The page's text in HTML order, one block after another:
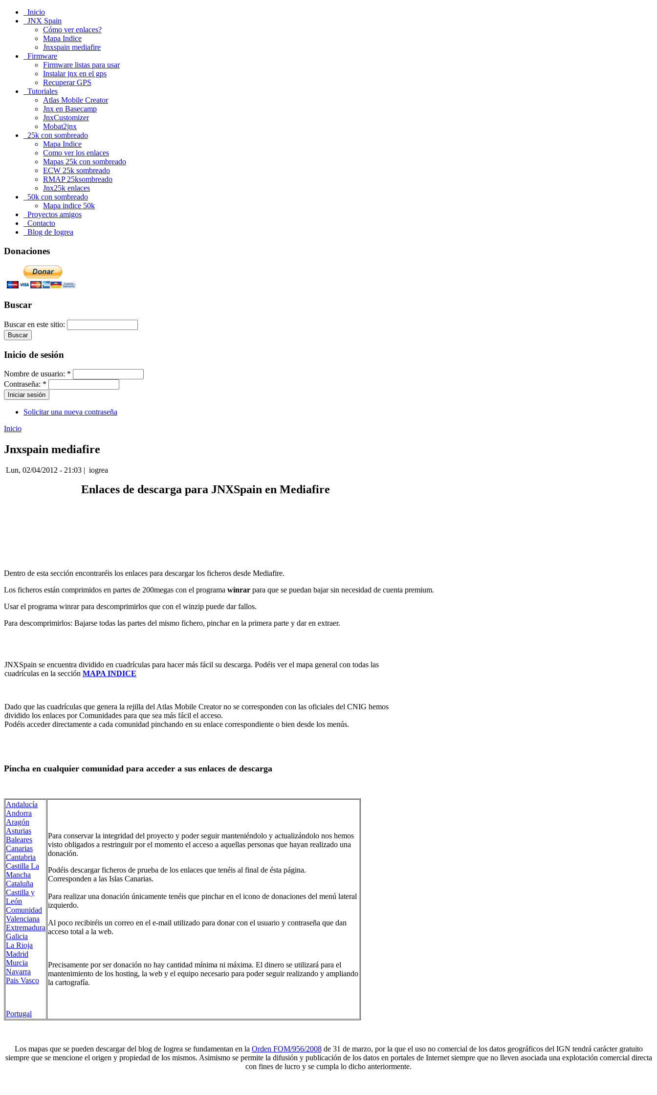
Inicio
JNX Spain
Cómo ver enlaces?
Mapa Indice
Jnxspain mediafire
Firmware
Firmware listas para usar
Instalar jnx en el gps
Recuperar GPS
Tutoriales
Atlas Mobile Creator
Jnx en Basecamp
JnxCustomizer
Mobat2jnx
25k con sombreado
Mapa Indice
Como ver los enlaces
Mapas 25k con sombreado
ECW 25k sombreado
RMAP 25ksombreado
Jnx25k enlaces
50k con sombreado
Mapa indice 50k
Proyectos amigos
Contacto
Blog de Iogrea
Donaciones
Buscar
Buscar en este sitio:
Inicio de sesión
Nombre de usuario: *
Contraseña: *
Solicitar una nueva contraseña
Inicio
Jnxspain mediafire
Lun, 02/04/2012 - 21:03 | iogrea
Enlaces de descarga para JNXSpain en Mediafire
Dentro de esta sección encontraréis los enlaces para descargar los ficheros desde Mediafire.
Los ficheros están comprimidos en partes de 200megas con el programa winrar para que se puedan bajar sin necesidad de cuenta premium.
Usar el programa winrar para descomprimirlos que con el winzip puede dar fallos.
Para descomprimirlos: Bajarse todas las partes del mismo fichero, pinchar en la primera parte y dar en extraer.
JNXSpain se encuentra dividido en cuadrículas para hacer más fácil su descarga. Podéis ver el mapa general con todas las
cuadrículas en la sección MAPA INDICE
Dado que las cuadrículas que genera la rejilla del Atlas Mobile Creator no se corresponden con las oficiales del CNIG hemos
dividido los enlaces por Comunidades para que sea más fácil el acceso.
Podéis acceder directamente a cada comunidad pinchando en su enlace correspondiente o bien desde los menús.
Pincha en cualquier comunidad para acceder a sus enlaces de descarga
Andalucía
Andorra
Aragón
Asturias
Baleares
Canarias
Cantabria
Castilla La
Mancha
Cataluña
Castilla y
León
Comunidad
Valenciana
Extremadura
Galicia
La Rioja
Madrid
Murcia
Navarra
Pais Vasco
Portugal
Para conservar la integridad del proyecto y poder seguir manteniéndolo y actualizándolo nos hemos
visto obligados a restringuir por el momento el acceso a aquellas personas que hayan realizado una
donación.
Podéis descargar ficheros de prueba de los enlaces que tenéis al final de ésta página.
Corresponden a las Islas Canarias.
Para realizar una donación únicamente tenéis que pinchar en el icono de donaciones del menú lateral
izquierdo.
Al poco recibiréis un correo en el e-mail utilizado para donar con el usuario y contraseña que dan
acceso total a la web.
Precisamente por ser donación no hay cantidad mínima ni máxima. El dinero se utilizará para el
mantenimiento de los hosting, la web y el equipo necesario para poder seguir realizando y ampliando
la cartografía.
Los mapas que se pueden descargar del blog de Iogrea se fundamentan en la Orden FOM/956/2008de 31 de marzo, por la que el uso no comercial de los datos geográficos del IGN tendrá carácter gratuito
siempre que se mencione el origen y propiedad de los mismos. Asimismo se permite la difusión y publicación de los datos en portales de Internet siempre que no lleven asociada una explotación comercial directa
con fines de lucro y se cumpla lo dicho anteriormente.